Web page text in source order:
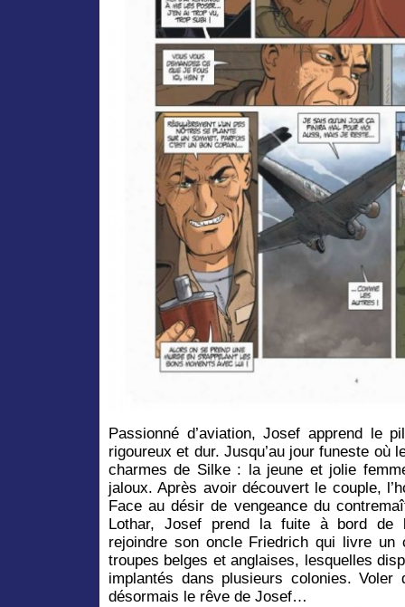
Passionné d’aviation, Josef apprend le
rigoureux et dur. Jusqu’au jour funeste où
charmes de Silke : la jeune et jolie
jaloux. Après avoir découvert le couple,
Face au désir de vengeance du
Lothar, Josef prend la fuite à bord de
rejoindre son oncle Friedrich qui livre un
troupes belges et anglaises, lesquelles
implantés dans plusieurs colonies.
désormais le rêve de Josef…